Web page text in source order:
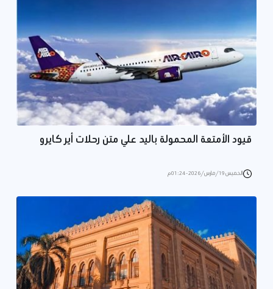
قيود الأمتعة المحمولة باليد علي متن رحلات أير كايرو
الخميس 19/مارس/2026 - 01:24 م